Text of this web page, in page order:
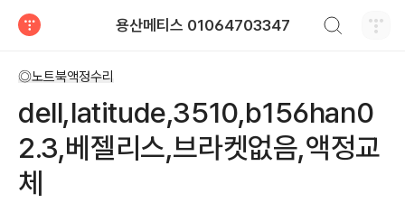
용산메티스 01064703347
◎노트북액정수리
dell,latitude,3510,b156han0
2.3,베젤리스,브라켓없음,액정교
체